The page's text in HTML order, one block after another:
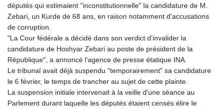
députés qui estimaient "inconstitutionnelle" la candidature de M.
Zebari, un Kurde de 68 ans, en raison notamment d'accusations
de corruption.
"La Cour fédérale a décidé dans son verdict d'invalider la
candidature de Hoshyar Zebari au poste de président de la
République", a annoncé l'agence de presse étatique INA.
Le tribunal avait déjà suspendu "temporairement" sa candidature
le 6 février, le temps de trancher au sujet de cette plainte.
La suspension initiale intervenait à la veille d'une séance au
Parlement durant laquelle les députés étaient censés élire le